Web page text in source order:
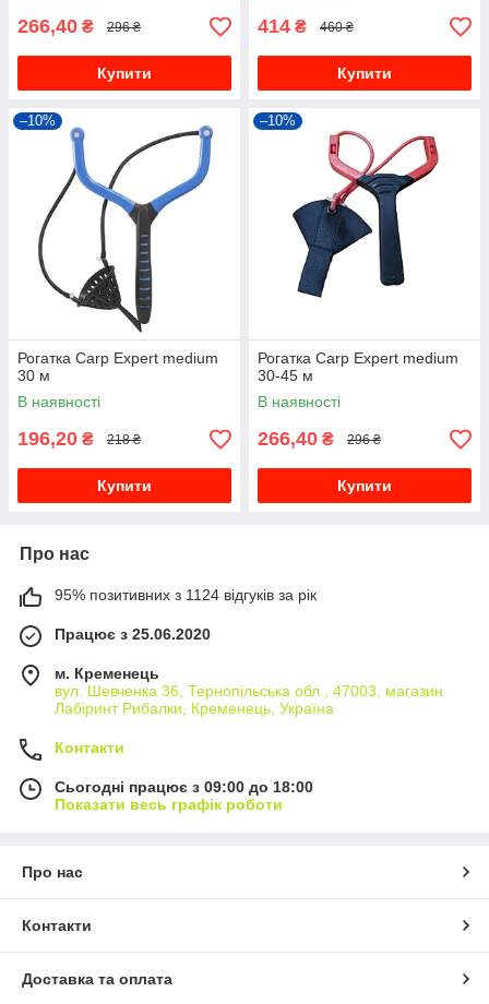
266,40 ₴ 296 ₴
Купити
414 ₴ 460 ₴
Купити
–10%
Рогатка Carp Expert medium
30 м
В наявності
196,20 ₴ 218 ₴
Купити
–10%
Рогатка Carp Expert medium
30-45 м
В наявності
266,40 ₴ 296 ₴
Купити
Про нас
95% позитивних з 1124 відгуків за рік
Працює з 25.06.2020
м. Кременець
вул. Шевченка 36, Тернопільська обл., 47003, магазин
Лабіринт Рибалки, Кременець, Україна
Контакти
Сьогодні працює з 09:00 до 18:00
Показати весь графік роботи
Про нас
Контакти
Доставка та оплата